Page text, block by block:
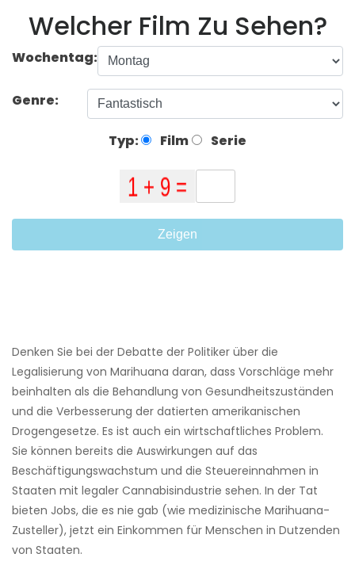
Welcher Film Zu Sehen?
Wochentag:
Genre:
Typ: Film Serie
Zeigen
Denken Sie bei der Debatte der Politiker über die
Legalisierung von Marihuana daran, dass Vorschläge mehr
beinhalten als die Behandlung von Gesundheitszuständen
und die Verbesserung der datierten amerikanischen
Drogengesetze. Es ist auch ein wirtschaftliches Problem.
Sie können bereits die Auswirkungen auf das
Beschäftigungswachstum und die Steuereinnahmen in
Staaten mit legaler Cannabisindustrie sehen. In der Tat
bieten Jobs, die es nie gab (wie medizinische Marihuana-
Zusteller), jetzt ein Einkommen für Menschen in Dutzenden
von Staaten.